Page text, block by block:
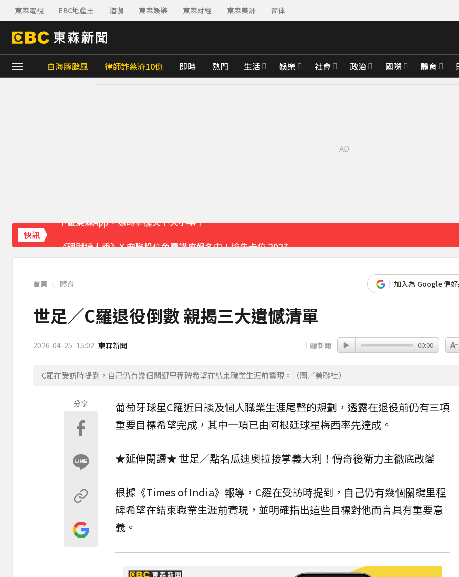
東森電視 EBC地產王 造咖 東森娛樂 東森財經 東森美洲 简体
白海豚颱風 律師詐慈濟10億 即時 熱門 生活 娛樂 社會 政治 國際 體育
快訊
首頁 體育 加入為 Google 偏
世足／C羅退役倒數 親揭三大遺憾清單
2026-04-25 15:02 東森新聞 聽新聞 00:00
C羅在受訪時提到，自己仍有幾個關鍵里程碑希望在結束職業生涯前實現。（圖／美聯社）
分享 葡萄牙球星C羅近日談及個人職業生涯尾聲的規劃，透露在退役前仍有三項
重要目標希望完成，其中一項已由阿根廷球星梅西率先達成。
★延伸閱讀★ 世足／點名瓜迪奧拉接掌義大利！傳奇後衛力主徹底改變
根據《Times of India》報導，C羅在受訪時提到，自己仍有幾個關鍵里程
碑希望在結束職業生涯前實現，並明確指出這些目標對他而言具有重要意
義。